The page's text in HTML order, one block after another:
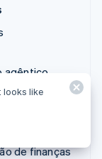
agêntico
de finanças
looks like